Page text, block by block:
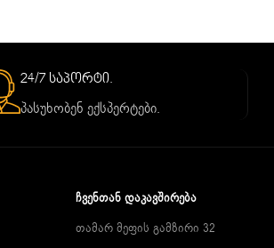
24/7 საპორტი.
პასუხობენ ექსპერტები.
ᲩᲕᲔᲜᲗᲐᲜ ᲓᲐᲙᲐᲕᲨᲘᲠᲔᲑᲐ
თამარ მეფის გამზირი 32